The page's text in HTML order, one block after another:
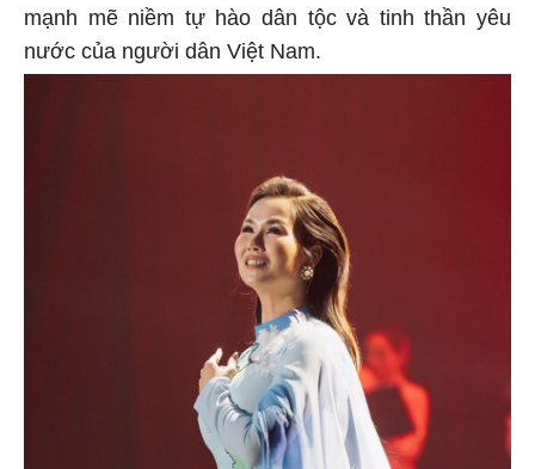
mạnh mẽ niềm tự hào dân tộc và tinh thần yêu
nước của người dân Việt Nam.